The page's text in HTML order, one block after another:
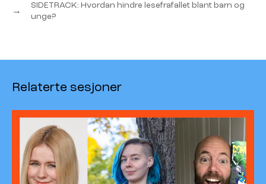
→
SIDETRACK: Hvordan hindre lesefrafallet blant barn og
unge?
Relaterte sesjoner